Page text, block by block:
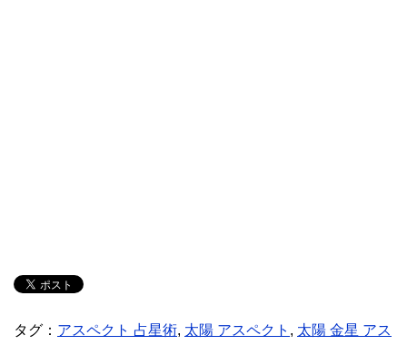
タグ： アスペクト 占星術, 太陽 アスペクト , 太陽 金星 アス